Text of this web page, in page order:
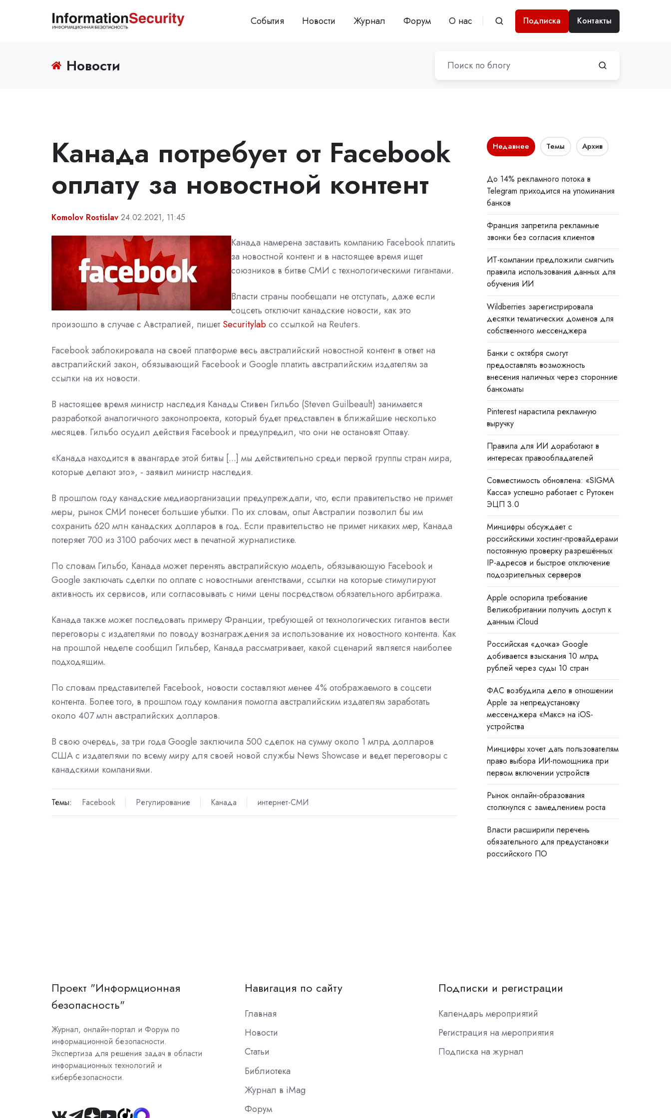
События Новости Журнал Форум О нас Подписка Контакты
Новости
Канада потребует от Facebook
оплату за новостной контент
Komolov Rostislav 24.02.2021, 11:45
Канада намерена заставить компанию Facebook платить
за новостной контент и в настоящее время ищет
союзников в битве СМИ с технологическими гигантами.
Власти страны пообещали не отступать, даже если
соцсеть отключит канадские новости, как это
произошло в случае с Австралией, пишет Securitylabсо ссылкой на Reuters.
Facebook заблокировала на своей платформе весь австралийский новостной контент в ответ на
австралийский закон, обязывающий Facebook и Google платить австралийским издателям за
ссылки на их новости.
В настоящее время министр наследия Канады Стивен Гильбо (Steven Guilbeault) занимается
разработкой аналогичного законопроекта, который будет представлен в ближайшие несколько
месяцев. Гильбо осудил действия Facebook и предупредил, что они не остановят Оттаву.
«Канада находится в авангарде этой битвы [...] мы действительно среди первой группы стран мира,
которые делают это», - заявил министр наследия.
В прошлом году канадские медиаорганизации предупреждали, что, если правительство не примет
меры, рынок СМИ понесет большие убытки. По их словам, опыт Австралии позволил бы им
сохранить 620 млн канадских долларов в год. Если правительство не примет никаких мер, Канада
потеряет 700 из 3100 рабочих мест в печатной журналистике.
По словам Гильбо, Канада может перенять австралийскую модель, обязывающую Facebook и
Google заключать сделки по оплате с новостными агентствами, ссылки на которые стимулируют
активность их сервисов, или согласовывать с ними цены посредством обязательного арбитража.
Канада также может последовать примеру Франции, требующей от технологических гигантов вести
переговоры с издателями по поводу вознаграждения за использование их новостного контента. Как
на прошлой неделе сообщил Гильбер, Канада рассматривает, какой сценарий является наиболее
подходящим.
По словам представителей Facebook, новости составляют менее 4% отображаемого в соцсети
контента. Более того, в прошлом году компания помогла австралийским издателям заработать
около 407 млн австралийских долларов.
В свою очередь, за три года Google заключила 500 сделок на сумму около 1 млрд долларов
США с издателями по всему миру для своей новой службы News Showcase и ведет переговоры с
канадскими компаниями.
Темы: Facebook Регулирование Канада интернет-СМИ
Недавнее Темы Архив
До 14% рекламного потока в
Telegram приходится на упоминания
банков
Франция запретила рекламные
звонки без согласия клиентов
ИТ-компании предложили смягчить
правила использования данных для
обучения ИИ
Wildberries зарегистрировала
десятки тематических доменов для
собственного мессенджера
Банки с октября смогут
предоставлять возможность
внесения наличных через сторонние
банкоматы
Pinterest нарастила рекламную
выручку
Правила для ИИ доработают в
интересах правообладателей
Совместимость обновлена: «SIGMA
Касса» успешно работает с Рутокен
ЭЦП 3.0
Минцифры обсуждает с
российскими хостинг-провайдерами
постоянную проверку разрешённых
IP-адресов и быстрое отключение
подозрительных серверов
Apple оспорила требование
Великобритании получить доступ к
данным iCloud
Российская «дочка» Google
добивается взыскания 10 млрд
рублей через суды 10 стран
ФАС возбудила дело в отношении
Apple за непредустановку
мессенджера «Макс» на iOS-
устройства
Минцифры хочет дать пользователям
право выбора ИИ-помощника при
первом включении устройств
Рынок онлайн-образования
столкнулся с замедлением роста
Власти расширили перечень
обязательного для предустановки
российского ПО
Проект "Информционная
безопасность"
Журнал, онлайн-портал и Форум по
информационной безопасности.
Экспертиза для решения задач в области
информационных технологий и
кибербезопасности.
Навигация по сайту
Главная
Новости
Статьи
Библиотека
Журнал в iMag
Форум
Подписки и регистрации
Календарь мероприятий
Регистрация на мероприятия
Подписка на журнал